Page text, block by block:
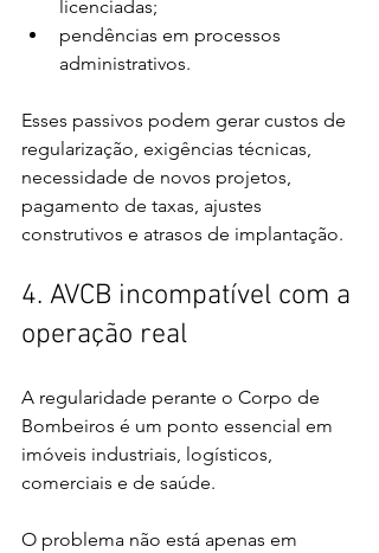
licenciadas;
pendências em processos
administrativos.
Esses passivos podem gerar custos de
regularização, exigências técnicas,
necessidade de novos projetos,
pagamento de taxas, ajustes
construtivos e atrasos de implantação.
4. AVCB incompatível com a
operação real
A regularidade perante o Corpo de
Bombeiros é um ponto essencial em
imóveis industriais, logísticos,
comerciais e de saúde.
O problema não está apenas em